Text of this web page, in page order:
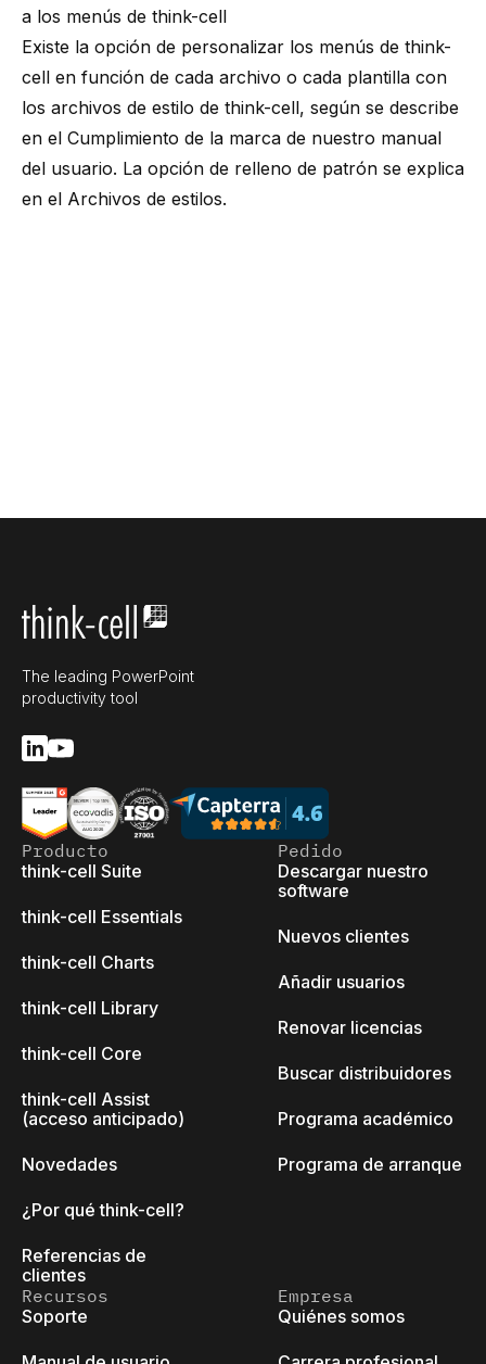
a los menús de think-cell
Existe la opción de personalizar los menús de think-
cell en función de cada archivo o cada plantilla con
los archivos de estilo de think-cell, según se describe
en el Cumplimiento de la marca de nuestro manual
del usuario. La opción de relleno de patrón se explica
en el Archivos de estilos.
The leading PowerPoint
productivity tool
Producto
think-cell Suite
think-cell Essentials
think-cell Charts
think-cell Library
think-cell Core
think-cell Assist
(acceso anticipado)
Novedades
¿Por qué think-cell?
Referencias de
clientes
Pedido
Descargar nuestro
software
Nuevos clientes
Añadir usuarios
Renovar licencias
Buscar distribuidores
Programa académico
Programa de arranque
Recursos
Soporte
Empresa
Quiénes somos